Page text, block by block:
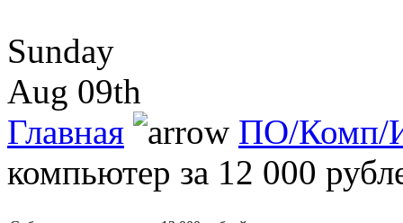
Sunday
Aug 09th
Главная
ПО/Комп/
компьютер за 12 000